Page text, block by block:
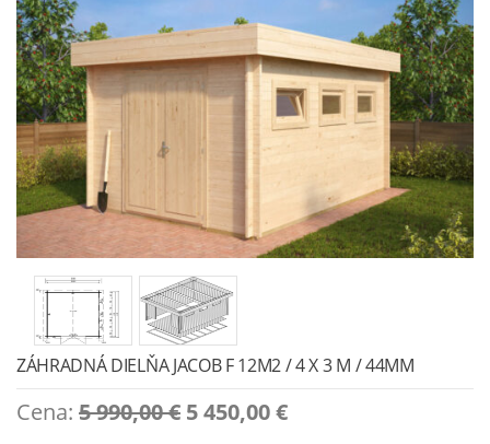
ZÁHRADNÁ DIELŇA JACOB F 12M2 / 4 X 3 M / 44MM
Cena: 5 990,00€ Original
5 450,00€Current